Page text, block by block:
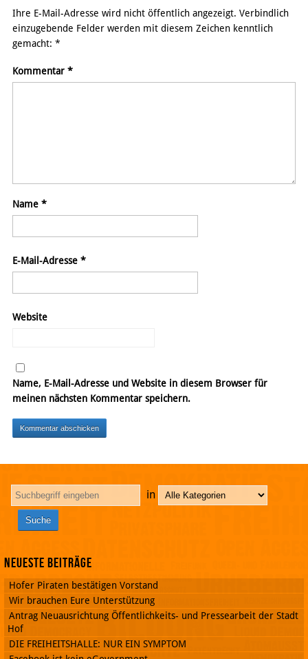
Ihre E-Mail-Adresse wird nicht öffentlich angezeigt. Verbindlich
einzugebende Felder werden mit diesem Zeichen kenntlich
gemacht: *
Kommentar *
Name *
E-Mail-Adresse *
Website
Name, E-Mail-Adresse und Website in diesem Browser für
meinen nächsten Kommentar speichern.
in
Neueste Beiträge
Hofer Piraten bestätigen Vorstand
Wir brauchen Eure Unterstützung
Antrag Neuausrichtung Öffentlichkeits- und Pressearbeit der Stadt
Hof
DIE FREIHEITSHALLE: NUR EIN SYMPTOM